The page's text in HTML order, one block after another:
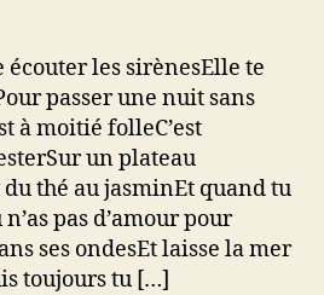
écouter
sirènes
écouter les sirènesElle te
passer une nuit sans
à moitié folleC’est
un plateau
du thé au jasminEt quand tu
pas d’amour pour
ses ondesEt laisse la mer
toujours tu […]